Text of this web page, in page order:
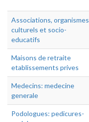
Associations, organismes
culturels et socio-
educatifs
Maisons de retraite
etablissements prives
Medecins: medecine
generale
Podologues: pedicures-